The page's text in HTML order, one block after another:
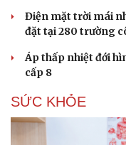
Điện mặt trời mái
đặt tại 280 trường
Áp thấp nhiệt đới
cấp 8
SỨC KHỎE